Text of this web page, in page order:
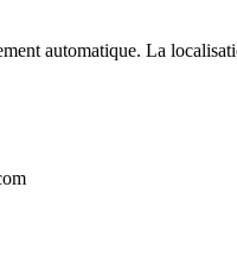
automatique. La